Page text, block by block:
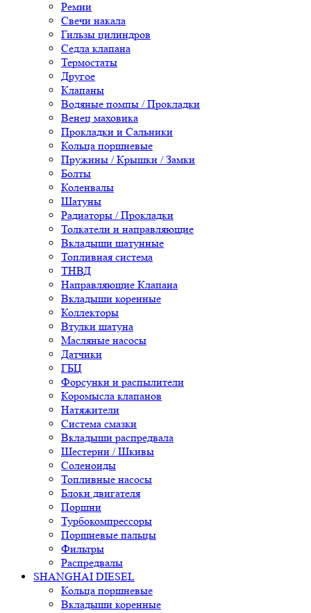
Ремни
Свечи накала
Гильзы цилиндров
Седла клапана
Термостаты
Другое
Клапаны
Водяные помпы / Прокладки
Венец маховика
Прокладки и Сальники
Кольца поршневые
Пружины / Крышки / Замки
Болты
Коленвалы
Шатуны
Радиаторы / Прокладки
Толкатели и направляющие
Вкладыши шатунные
Топливная система
ТНВД
Направляющие Клапана
Вкладыши коренные
Коллекторы
Втулки шатуна
Масляные насосы
Датчики
ГБЦ
Форсунки и распылители
Коромысла клапанов
Натяжители
Система смазки
Вкладыши распредвала
Шестерни / Шкивы
Соленоиды
Топливные насосы
Блоки двигателя
Поршни
Турбокомпрессоры
Поршневые пальцы
Фильтры
Распредвалы
SHANGHAI DIESEL
Кольца поршневые
Вкладыши коренные